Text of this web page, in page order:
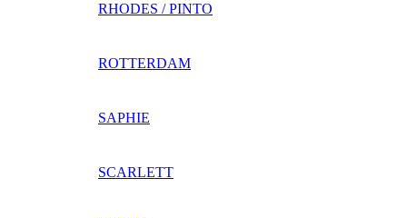
RHODES / PINTO
ROTTERDAM
SAPHIE
SCARLETT